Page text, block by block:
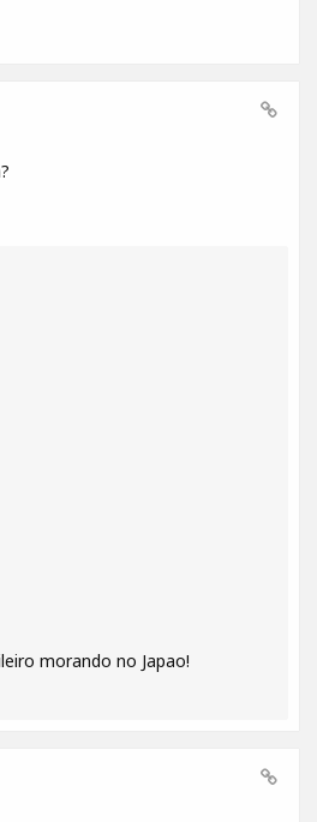
morando no Japao!